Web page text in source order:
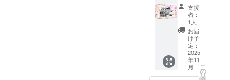
絵を先
行公開
最古参
デザイ
ンの
IRIAM
で使え
るアイ
コンリ
ング、
支援
者：
1人
お届
け予
定：
2025
年11
月
こ
の
リ